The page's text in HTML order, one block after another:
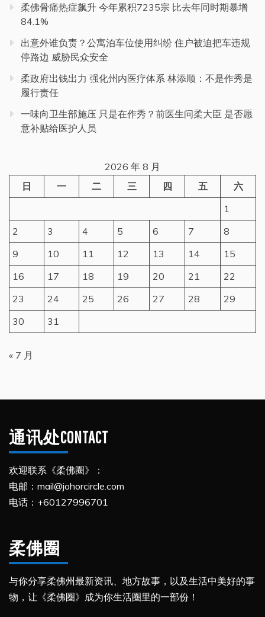
柔佛骨痛热症飙升 今年累积7235宗 比去年同时期暴增
84.1%
出意外谁负责？公寓泊车位使用纠纷 住户被迫把车违规
停路边 威胁民众安全
柔政府出钱出力 强化州内医疗体系 林添顺：不是作秀是
履行责任
一味向卫生部施压 只是在作秀？前医生问柔大臣 是否愿
意补贴给医护人员
2026 年 8 月
日
一 二 三 四 五
六
1
2
3 4 5 6 7
8
9
10 11 12 13 14
15
16
17 18 19 20 21
22
23
24 25 26 27 28
29
30
31
« 7 月
通讯处CONTACT
欢迎联系《柔佛圈》：
电邮：mail@johorcircle.com
电话：+60127996701
柔佛圈
与你分享柔佛州最新资讯、地方故事，以及生活中美好的事
物，让《柔佛圈》成为你生活圈里的一部份！